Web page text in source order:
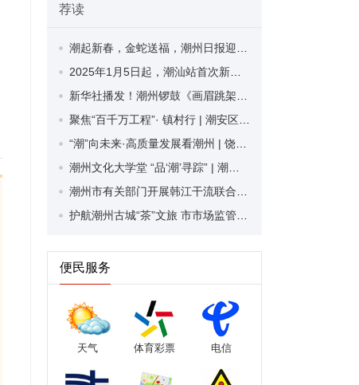
荐读
便民服务
天气 体育彩票 电信